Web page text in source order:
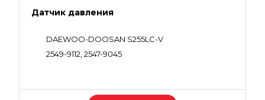
Датчик давления
DAEWOO-DOOSAN S255LC-V
2549-9112, 2547-9045